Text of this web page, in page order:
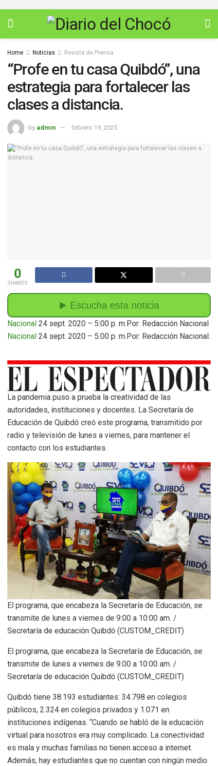
Home Noticias Revista de Prensa
“Profe en tu casa Quibdó”, una
estrategia para fortalecer las
clases a distancia.
by admin febrero 19, 2025
0
SHARES
Nacional 24 sept. 2020 – 5:00 p. m.Por: Redacción Nacional
Nacional 24 sept. 2020 – 5:00 p. m.Por: Redacción Nacional.
La pandemia puso a prueba la creatividad de las
autoridades, instituciones y docentes. La Secretaría de
Educación de Quibdó creó este programa, transmitido por
radio y televisión de lunes a viernes, para mantener el
contacto con los estudiantes.
El programa, que encabeza la Secretaría de Educación, se
transmite de lunes a viernes de 9:00 a 10:00 am. /
Secretaría de educación Quibdó (CUSTOM_CREDIT)
El programa, que encabeza la Secretaría de Educación, se
transmite de lunes a viernes de 9:00 a 10:00 am. /
Secretaría de educación Quibdó (CUSTOM_CREDIT)
Quibdó tiene 38.193 estudiantes: 34.798 en colegios
públicos, 2.324 en colegios privados y 1.071 en
instituciones indígenas. “Cuando se habló de la educación
virtual para nosotros era muy complicado. La conectividad
es mala y muchas familias no tienen acceso a internet.
Además, hay estudiantes que no cuentan con ningún medio